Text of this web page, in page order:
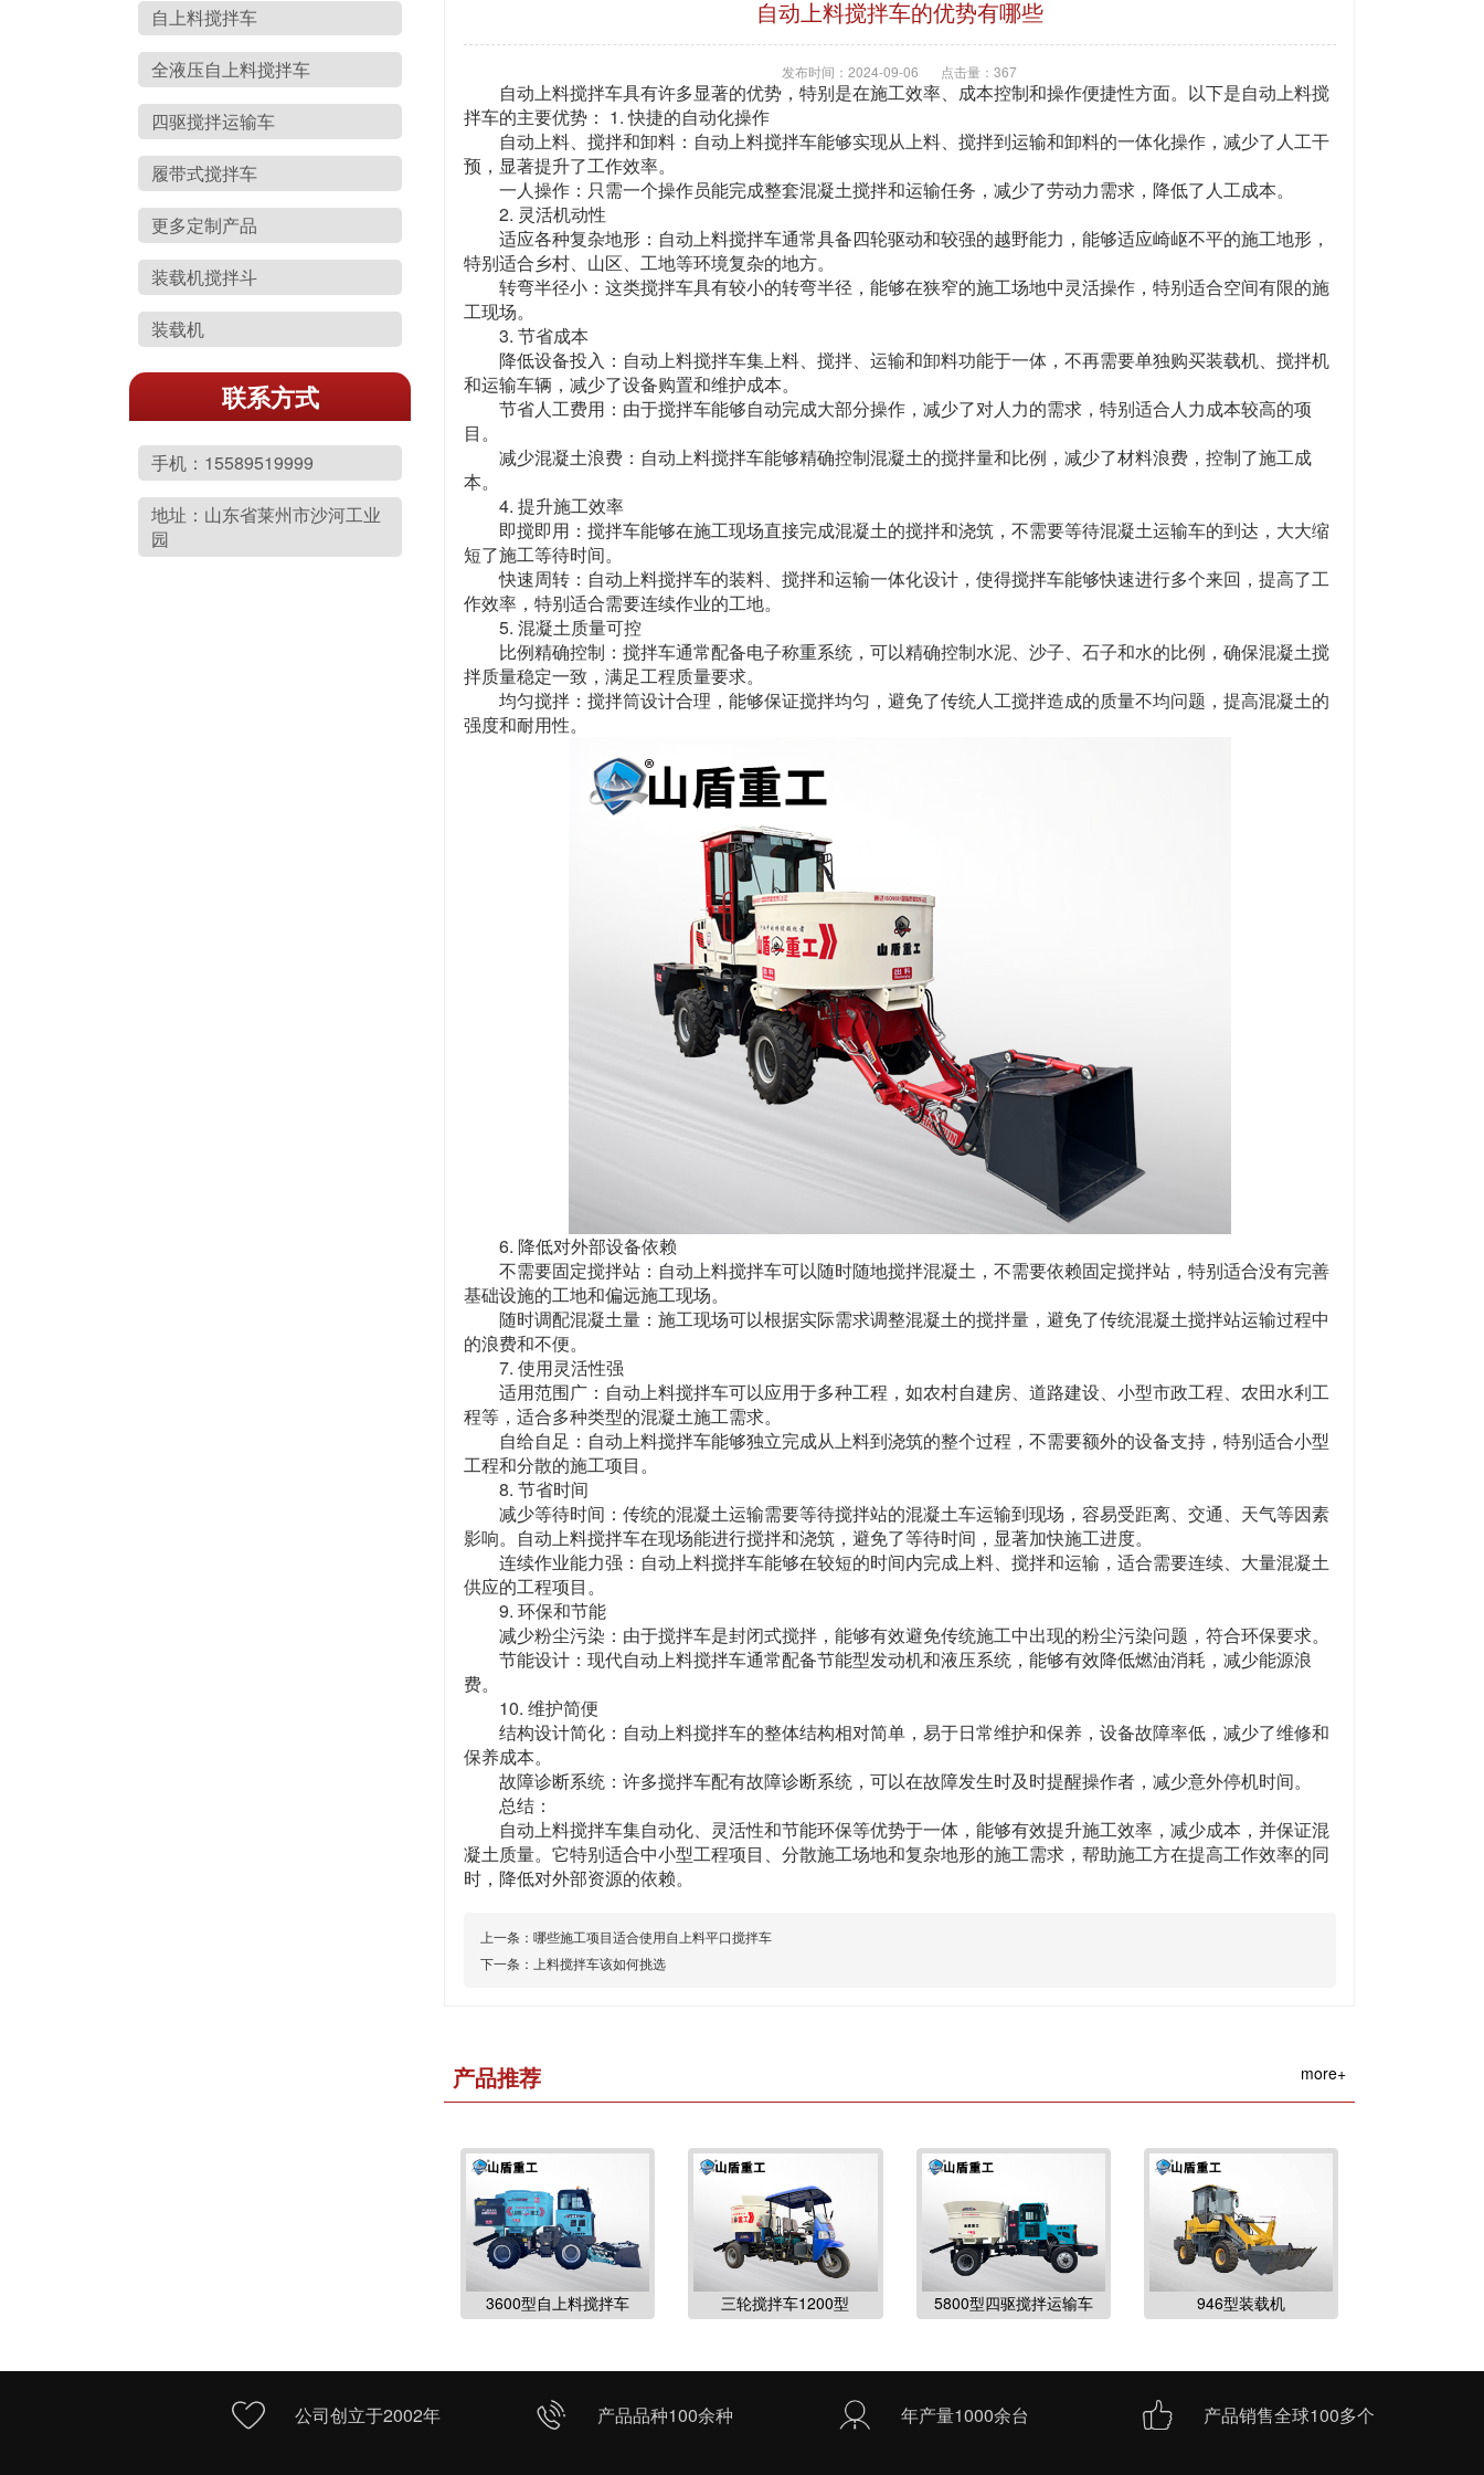
自上料搅拌车
全液压自上料搅拌车
四驱搅拌运输车
履带式搅拌车
更多定制产品
装载机搅拌斗
装载机
联系方式
手机：15589519999
地址：山东省莱州市沙河工业
园
自动上料搅拌车的优势有哪些
发布时间：2024-09-06 点击量：367
自动上料搅拌车具有许多显著的优势，特别是在施工效率、成本控制和操作便捷性方面。以下是自动上料搅
拌车的主要优势： 1. 快捷的自动化操作
自动上料、搅拌和卸料：自动上料搅拌车能够实现从上料、搅拌到运输和卸料的一体化操作，减少了人工干
预，显著提升了工作效率。
一人操作：只需一个操作员能完成整套混凝土搅拌和运输任务，减少了劳动力需求，降低了人工成本。
2. 灵活机动性
适应各种复杂地形：自动上料搅拌车通常具备四轮驱动和较强的越野能力，能够适应崎岖不平的施工地形，
特别适合乡村、山区、工地等环境复杂的地方。
转弯半径小：这类搅拌车具有较小的转弯半径，能够在狭窄的施工场地中灵活操作，特别适合空间有限的施
工现场。
3. 节省成本
降低设备投入：自动上料搅拌车集上料、搅拌、运输和卸料功能于一体，不再需要单独购买装载机、搅拌机
和运输车辆，减少了设备购置和维护成本。
节省人工费用：由于搅拌车能够自动完成大部分操作，减少了对人力的需求，特别适合人力成本较高的项
目。
减少混凝土浪费：自动上料搅拌车能够精确控制混凝土的搅拌量和比例，减少了材料浪费，控制了施工成
本。
4. 提升施工效率
即搅即用：搅拌车能够在施工现场直接完成混凝土的搅拌和浇筑，不需要等待混凝土运输车的到达，大大缩
短了施工等待时间。
快速周转：自动上料搅拌车的装料、搅拌和运输一体化设计，使得搅拌车能够快速进行多个来回，提高了工
作效率，特别适合需要连续作业的工地。
5. 混凝土质量可控
比例精确控制：搅拌车通常配备电子称重系统，可以精确控制水泥、沙子、石子和水的比例，确保混凝土搅
拌质量稳定一致，满足工程质量要求。
均匀搅拌：搅拌筒设计合理，能够保证搅拌均匀，避免了传统人工搅拌造成的质量不均问题，提高混凝土的
强度和耐用性。
6. 降低对外部设备依赖
不需要固定搅拌站：自动上料搅拌车可以随时随地搅拌混凝土，不需要依赖固定搅拌站，特别适合没有完善
基础设施的工地和偏远施工现场。
随时调配混凝土量：施工现场可以根据实际需求调整混凝土的搅拌量，避免了传统混凝土搅拌站运输过程中
的浪费和不便。
7. 使用灵活性强
适用范围广：自动上料搅拌车可以应用于多种工程，如农村自建房、道路建设、小型市政工程、农田水利工
程等，适合多种类型的混凝土施工需求。
自给自足：自动上料搅拌车能够独立完成从上料到浇筑的整个过程，不需要额外的设备支持，特别适合小型
工程和分散的施工项目。
8. 节省时间
减少等待时间：传统的混凝土运输需要等待搅拌站的混凝土车运输到现场，容易受距离、交通、天气等因素
影响。自动上料搅拌车在现场能进行搅拌和浇筑，避免了等待时间，显著加快施工进度。
连续作业能力强：自动上料搅拌车能够在较短的时间内完成上料、搅拌和运输，适合需要连续、大量混凝土
供应的工程项目。
9. 环保和节能
减少粉尘污染：由于搅拌车是封闭式搅拌，能够有效避免传统施工中出现的粉尘污染问题，符合环保要求。
节能设计：现代自动上料搅拌车通常配备节能型发动机和液压系统，能够有效降低燃油消耗，减少能源浪
费。
10. 维护简便
结构设计简化：自动上料搅拌车的整体结构相对简单，易于日常维护和保养，设备故障率低，减少了维修和
保养成本。
故障诊断系统：许多搅拌车配有故障诊断系统，可以在故障发生时及时提醒操作者，减少意外停机时间。
总结：
自动上料搅拌车集自动化、灵活性和节能环保等优势于一体，能够有效提升施工效率，减少成本，并保证混
凝土质量。它特别适合中小型工程项目、分散施工场地和复杂地形的施工需求，帮助施工方在提高工作效率的同
时，降低对外部资源的依赖。
上一条： 哪些施工项目适合使用自上料平口搅拌车
下一条： 上料搅拌车该如何挑选
产品推荐 more+
3600型自上料搅拌车 三轮搅拌车1200型 5800型四驱搅拌运输车 946型装载机
公司创立于2002年 产品品种100余种 年产量1000余台 产品销售全球100多个